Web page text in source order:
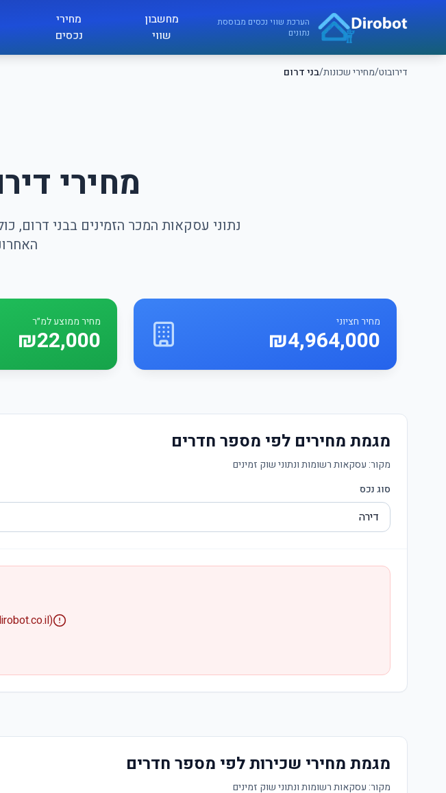
דירובוט/מחירי שכונות/בני דרום
דירובוט
הערכת שווי נכסים מבוססת
נתונים
מחשבון
שווי
מחירי
נכסים
מחירי
נתוני עסקאות המכר הזמינים בבני דרום,
מחיר חציוני
₪4,964,000
מחיר ממוצע למ״ר
₪22,000
מגמת מחירים לפי מספר חדרים
מקור: עסקאות רשומות ונתוני שוק זמינים
סוג נכס
מגמת מחירי שכירות לפי מספר חדרים
מקור: עסקאות רשומות ונתוני שוק זמינים